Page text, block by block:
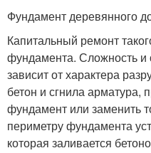
Фундамент деревянного
Капитальный ремонт
фундамента. Сложность и
зависит от характера
бетон и сгнила арматура,
фундамент или заменить
периметру фундамента
которая заливается